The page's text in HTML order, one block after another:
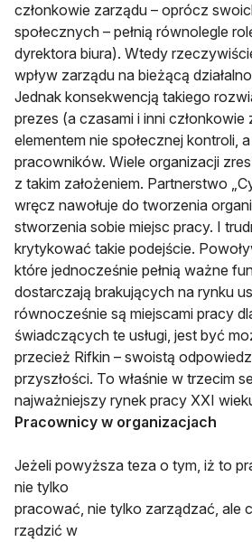
członkowie zarządu – oprócz
społecznych – pełnią równolegle
dyrektora biura). Wtedy
wpływ zarządu na bieżącą
Jednak konsekwencją takiego
prezes (a czasami i inni członkowie
elementem nie społecznej kontroli,
pracowników. Wiele organizacji
z takim założeniem. Partnerstwo
wręcz nawołuje do tworzenia
stworzenia sobie miejsc pracy. I
krytykować takie podejście.
które jednocześnie pełnią ważne
dostarczają brakujących na rynku
równocześnie są miejscami pracy
świadczących te usługi, jest być
przecież Rifkin – swoistą
przyszłości. To właśnie w trzecim
najważniejszy rynek pracy XXI
Pracownicy w organizacjach
Jeżeli powyższa teza o tym, iż to
nie tylko
pracować, nie tylko zarządzać, ale
rządzić w